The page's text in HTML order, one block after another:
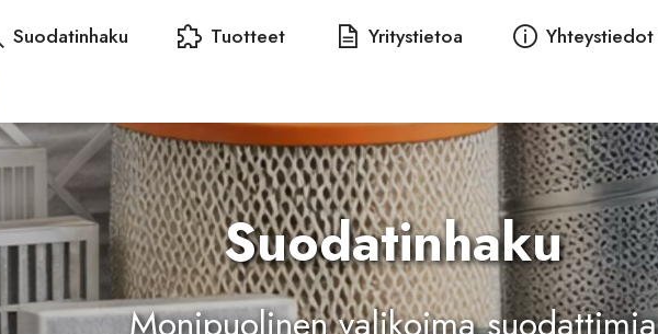
Suodatinhaku Tuotteet Yritystietoa Yhteystiedot
Suodatinhaku